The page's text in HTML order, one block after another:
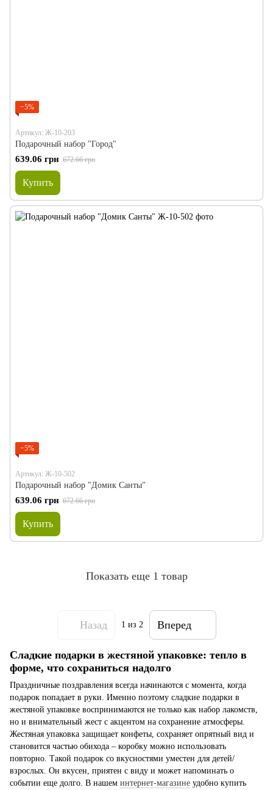
−5%
Артикул: Ж-10-203
Подарочный набор "Город"
639.06 грн 672.66 грн
Купить
−5%
Артикул: Ж-10-502
Подарочный набор "Домик Санты"
639.06 грн 672.66 грн
Купить
Показать еще 1 товар
Назад 1 из 2 Вперед
Сладкие подарки в жестяной упаковке: тепло в
форме, что сохраниться надолго
Праздничные поздравления всегда начинаются с момента, когда
подарок попадает в руки. Именно поэтому сладкие подарки в
жестяной упаковке воспринимаются не только как набор лакомств,
но и внимательный жест с акцентом на сохранение атмосферы.
Жестяная упаковка защищает конфеты, сохраняет опрятный вид и
становится частью обихода – коробку можно использовать
повторно. Такой подарок со вкусностями уместен для детей/
взрослых. Он вкусен, приятен с виду и может напоминать о
событии еще долго. В нашем интернет-магазине удобно купить